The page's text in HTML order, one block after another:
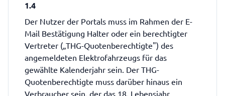
1.4
Der Nutzer der Portals muss im Rahmen der E-
Mail Bestätigung Halter oder ein berechtigter
Vertreter („THG-Quotenberechtigte") des
angemeldeten Elektrofahrzeugs für das
gewählte Kalenderjahr sein. Der THG-
Quotenberechtigte muss darüber hinaus ein
Verbraucher sein, der das 18. Lebensjahr